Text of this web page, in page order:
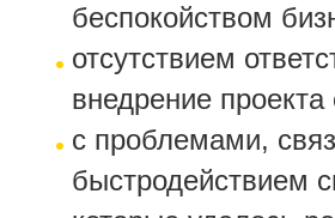
беспокойством
отсутствием
внедрение проекта
с проблемами,
быстродействием